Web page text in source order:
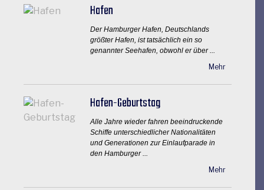
Hafen
Der Hamburger Hafen, Deutschlands
größter Hafen, ist tatsächlich ein so
genannter Seehafen, obwohl er über ...
Mehr
Hafen-Geburtstag
Alle Jahre wieder fahren beeindruckende
Schiffe unterschiedlicher Nationalitäten
und Generationen zur Einlaufparade in
den Hamburger ...
Mehr